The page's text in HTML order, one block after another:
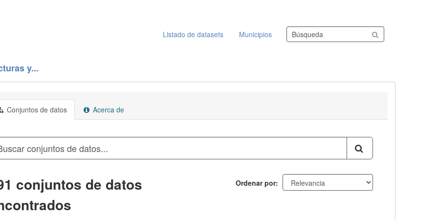
Listado de datasets
Municipios Buscar conjuntos de datos
y...
Conjuntos de datos Acerca de
Ordenar por
conjuntos de datos